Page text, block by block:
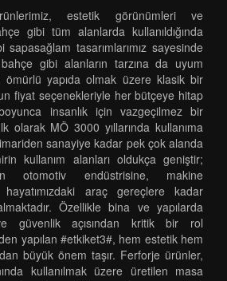
estetik görünümleri ve
gibi tüm alanlarda kullanıldığında
sapasağlam tasarımlarımız sayesinde
gibi alanların tarzına da uyum
ömürlü yapıda olmak üzere klasik bir
fiyat seçenekleriyle her bütçeye hitap
insanlık için vazgeçilmez bir
olarak MÖ 3000 yıllarında kullanıma
sanayiye kadar pek çok alanda
kullanım alanları oldukça geniştir;
otomotiv endüstrisine, makine
araç gereçlere kadar
Özellikle bina ve yapılarda
güvenlik açısından kritik bir rol
yapılan #etkiket3#, hem estetik hem
büyük önem taşır. Ferforje ürünler,
kullanılmak üzere üretilen masa